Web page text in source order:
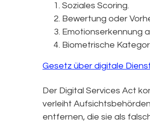
Soziales Scoring.
Bewertung oder
Emotionserkennung
Biometrische
Gesetz über digitale
Der Digital Services Act
verleiht
entfernen, die sie als